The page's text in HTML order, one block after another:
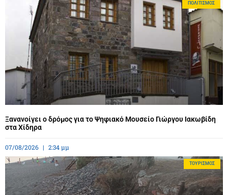
ΠΟΛΙΤΙΣΜΌΣ
Ξανανοίγει ο δρόμος για το Ψηφιακό Μουσείο Γιώργου Ιακωβίδη
στα Χίδηρα
07/08/2026 2:34 μμ
ΤΟΥΡΙΣΜΌΣ